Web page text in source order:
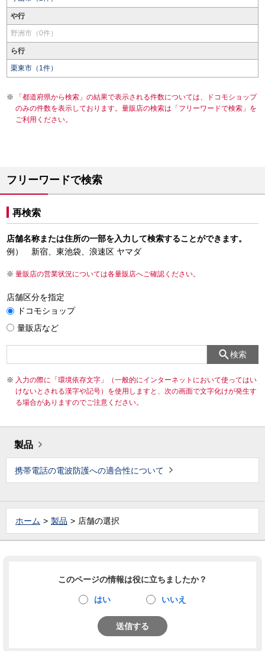
や行
野洲市（0件）
ら行
栗東市（1件）
「都道府県から検索」の結果で表示される件数については、ドコモショップ
のみの件数を表示しております。量販店の検索は「フリーワードで検索」を
ご利用ください。
フリーワードで検索
再検索
店舗名称または住所の一部を入力して検索することができます。
例） 新宿、東池袋、浪速区 ヤマダ
量販店の営業状況については各量販店へご確認ください。
店舗区分を指定
ドコモショップ
量販店など
検索
入力の際に「環境依存文字」（一般的にインターネットにおいて使ってはい
けないとされる漢字や記号）を使用しますと、次の画面で文字化けが発生す
る場合がありますのでご注意ください。
製品
携帯電話の電波防護への適合性について
ホーム 製品 店舗の選択
このページの情報は役に立ちましたか？
はい いいえ
送信する